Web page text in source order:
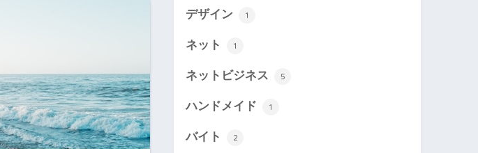
デザイン 1
ネット 1
ネットビジネス 5
ハンドメイド 1
バイト 2